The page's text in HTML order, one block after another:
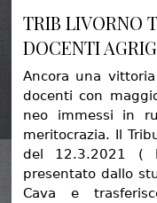
TRIB LIVORNO
DOCENTI
Ancora una
docenti con
neo immessi in
meritocrazia. Il
del 12.3.2021 (
presentato dallo
Cava e